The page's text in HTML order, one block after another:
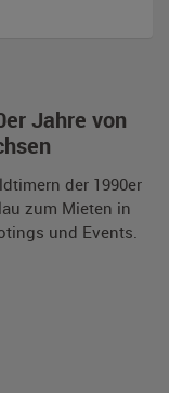
Jahre von
der 1990er
zum Mieten in
und Events.